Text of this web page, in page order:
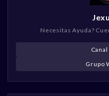
Necesitas Ayuda?
Grupo